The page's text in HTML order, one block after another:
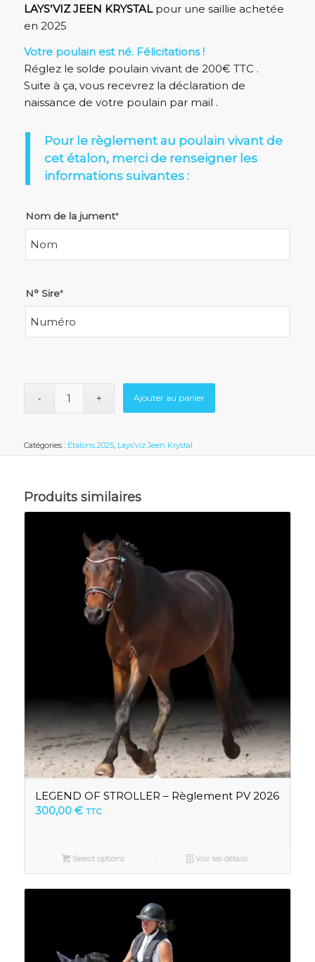
LAYS’VIZ JEEN KRYSTAL pour une saillie achetée
en 2025
Votre poulain est né. Félicitations !
Réglez le solde poulain vivant de 200€ TTC .
Suite à ça, vous recevrez la déclaration de
naissance de votre poulain par mail .
Pour le règlement au poulain vivant de
cet étalon, merci de renseigner les
informations suivantes :
Nom de la jument*
N° Sire*
Ajouter au panier
Catégories : Etalons 2025, Lays’viz Jeen Krystal
Produits similaires
LEGEND OF STROLLER – Règlement PV 2026
300,00 € TTC
Select options Voir les détails